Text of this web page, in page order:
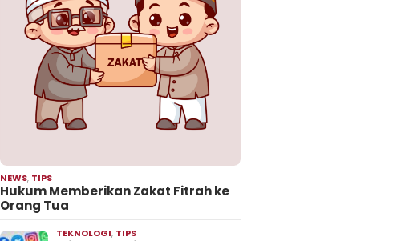
NEWS, TIPS
Hukum Memberikan Zakat Fitrah ke
Orang Tua
TEKNOLOGI, TIPS